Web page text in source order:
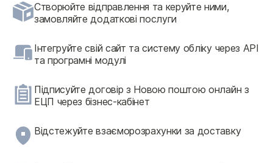
Створюйте відправлення та керуйте ними,
замовляйте додаткові послуги
Інтегруйте свій сайт та систему обліку через API
та програмні модулі
Підписуйте договір з Новою поштою онлайн з
ЕЦП через бізнес-кабінет
Відстежуйте взаєморозрахунки за доставку